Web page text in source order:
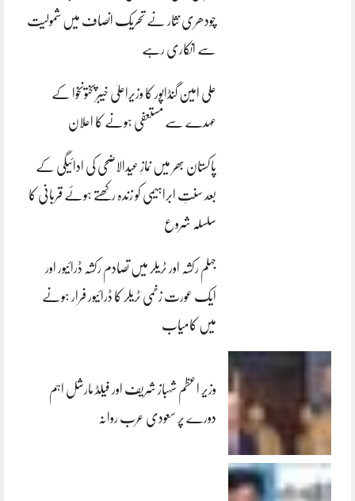
چودھری نثار نے تحریک انصاف میں شمولیت
سے انکاری رہے
علی امین گنڈاپور کا وزیراعلیٰ خیبرپختونخوا کے
عہدے سے مستعفی ہونے کا اعلان
پاکستان بھر میں نمازِ عیدالاضحی کی ادائیگی کے
بعد سنتِ ابراہیمی کو زندہ رکھتے ہوئے قربانی کا
سلسلہ شروع
جہلم رکشہ اور ٹریلر میں تصادم رکشہ ڈرائیور اور
ایک عورت زخمی ٹریلر کا ڈرائیور فرار ہونے
میں کامیاب
وزیر اعظم شہباز شریف اور فیلڈ مارشل اہم
دورے پر سعودی عرب روانہ